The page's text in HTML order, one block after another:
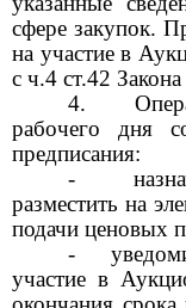
сфере закупок.
на участие в
с ч.4 ст.42
рабочего дня
предписания:
-
разместить на
подачи ценовых
-
участие в